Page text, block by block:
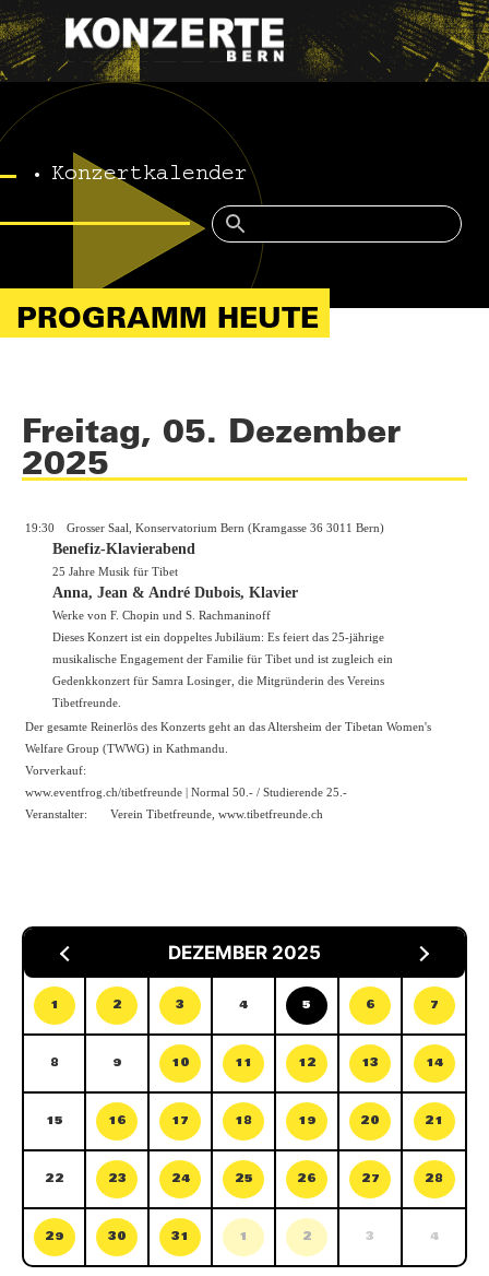
Konzertkalender
PROGRAMM HEUTE
Freitag, 05. Dezember
2025
19:30 Grosser Saal, Konservatorium Bern (Kramgasse 36 3011 Bern)
Benefiz-Klavierabend
25 Jahre Musik für Tibet
Anna, Jean & André Dubois, Klavier
Werke von F. Chopin und S. Rachmaninoff
Dieses Konzert ist ein doppeltes Jubiläum: Es feiert das 25-jährige
musikalische Engagement der Familie für Tibet und ist zugleich ein
Gedenkkonzert für Samra Losinger, die Mitgründerin des Vereins
Tibetfreunde.
Der gesamte Reinerlös des Konzerts geht an das Altersheim der Tibetan Women's
Welfare Group (TWWG) in Kathmandu.
Vorverkauf:
www.eventfrog.ch/tibetfreunde | Normal 50.- / Studierende 25.-
Veranstalter:
Verein Tibetfreunde, www.tibetfreunde.ch
DEZEMBER 2025
1 2 3 4 5 6 7
8 9 10 11 12 13 14
15 16 17 18 19 20 21
22 23 24 25 26 27 28
29 30 31 1 2 3 4